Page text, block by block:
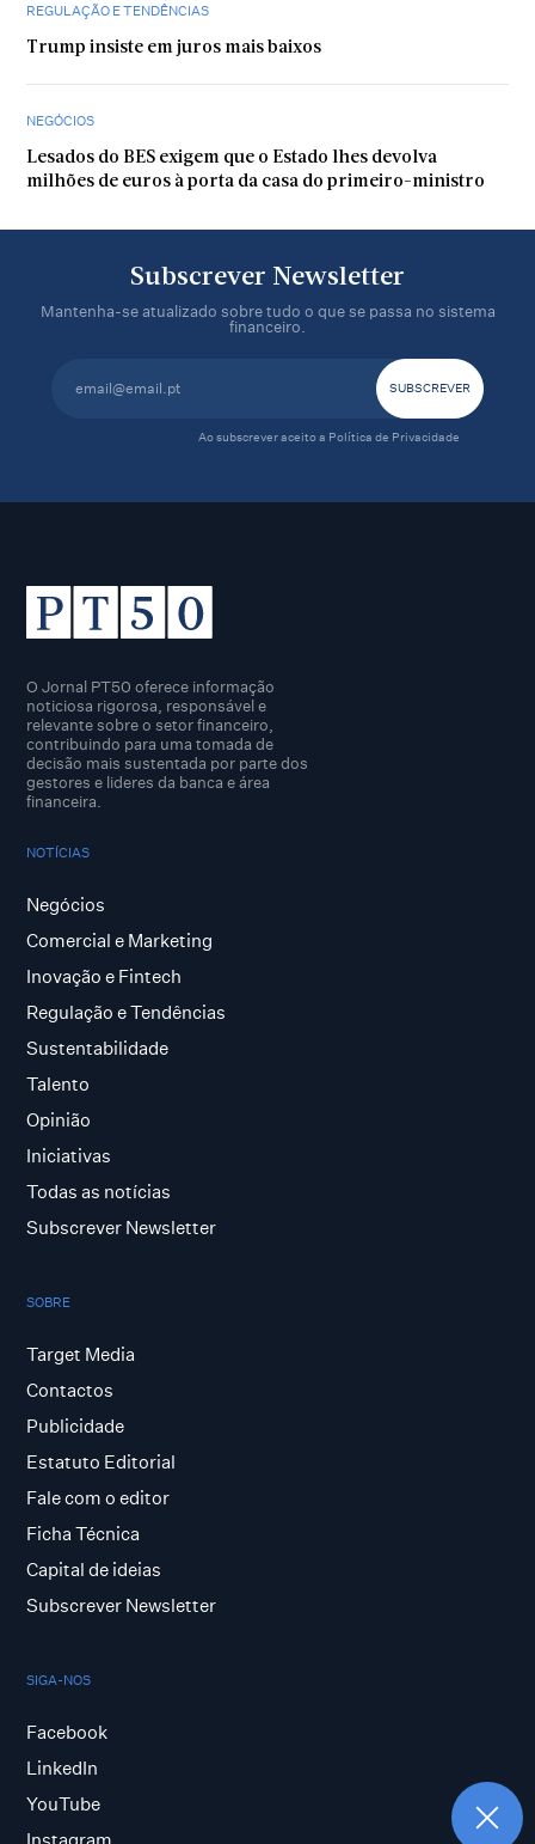
REGULAÇÃO E TENDÊNCIAS
Trump insiste em juros mais baixos
NEGÓCIOS
Lesados do BES exigem que o Estado lhes devolva
milhões de euros à porta da casa do primeiro-ministro
Subscrever Newsletter
Mantenha-se atualizado sobre tudo o que se passa no sistema
financeiro.
Ao subscrever aceito a Política de Privacidade
O Jornal PT50 oferece informação
noticiosa rigorosa, responsável e
relevante sobre o setor financeiro,
contribuindo para uma tomada de
decisão mais sustentada por parte dos
gestores e lideres da banca e área
financeira.
NOTÍCIAS
Negócios
Comercial e Marketing
Inovação e Fintech
Regulação e Tendências
Sustentabilidade
Talento
Opinião
Iniciativas
Todas as notícias
Subscrever Newsletter
SOBRE
Target Media
Contactos
Publicidade
Estatuto Editorial
Fale com o editor
Ficha Técnica
Capital de ideias
Subscrever Newsletter
SIGA-NOS
Facebook
LinkedIn
YouTube
Instagram